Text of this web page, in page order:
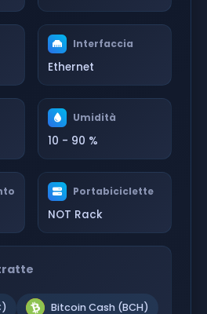
Interfaccia
Ethernet
Umidità
10 - 90 %
Portabiciclette
NOT Rack
Bitcoin Cash (BCH)